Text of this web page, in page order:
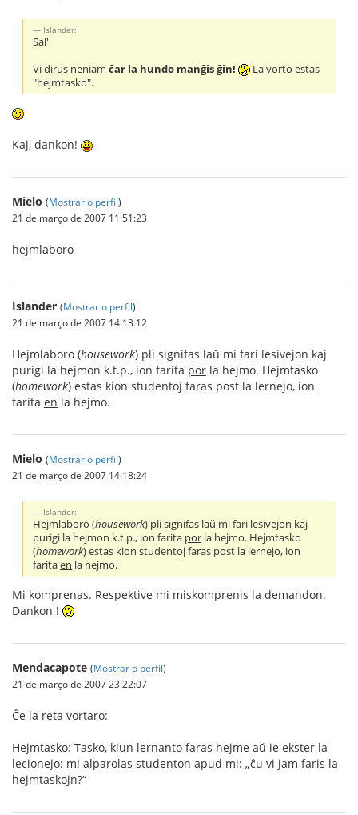
Islander:
Sal'
Vi dirus neniamĉar la hundo manĝis ĝin!
La vorto estas
"hejmtasko".
Kaj, dankon!
Mielo (Mostrar o perfil)
21 de março de 2007 11:51:23
hejmlaboro
Islander (Mostrar o perfil)
21 de março de 2007 14:13:12
Hejmlaboro (housework) pli signifas laŭ mi fari lesivejon kaj
purigi la hejmon k.t.p., ion farita por la hejmo. Hejmtasko
(homework) estas kion studentoj faras post la lernejo, ion
farita en la hejmo.
Mielo (Mostrar o perfil)
21 de março de 2007 14:18:24
Islander:
Hejmlaboro (housework) pli signifas laŭ mi fari lesivejon kaj
purigi la hejmon k.t.p., ion farita por la hejmo. Hejmtasko
(homework) estas kion studentoj faras post la lernejo, ion
faritaen la hejmo.
Mi komprenas. Respektive mi miskomprenis la demandon.
Dankon !
Mendacapote (Mostrar o perfil)
21 de março de 2007 23:22:07
Ĉe la reta vortaro:
Hejmtasko: Tasko, kiun lernanto faras hejme aŭ ie ekster la
lecionejo: mi alparolas studenton apud mi: „ĉu vi jam faris la
hejmtaskojn?“